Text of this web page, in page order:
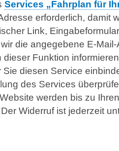
Services „Fahrplan für
erforderlich, damit
Link,
die angegebene E-
dieser Funktion
diesen Service
des Services
werden bis zu
Widerruf ist jederzeit